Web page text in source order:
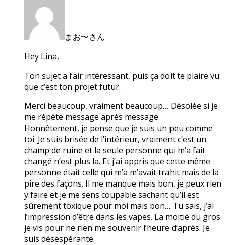
まお〜さん
Hey Lina,
Ton sujet a l’air intéressant, puis ça doit te plaire vu
que c’est ton projet futur.
Merci beaucoup, vraiment beaucoup… Désolée si je
me répète message après message.
Honnêtement, je pense que je suis un peu comme
toi. Je suis brisée de l’intérieur, vraiment c’est un
champ de ruine et la seule personne qui m’a fait
changé n’est plus la. Et j’ai appris que cette même
personne était celle qui m’a m’avait trahit mais de la
pire des façons. Il me manque mais bon, je peux rien
y faire et je me sens coupable sachant qu’il est
sûrement toxique pour moi mais bon… Tu sais, j’ai
l’impression d’être dans les vapes. La moitié du gros
je vis pour ne rien me souvenir l’heure d’après. Je
suis désespérante.